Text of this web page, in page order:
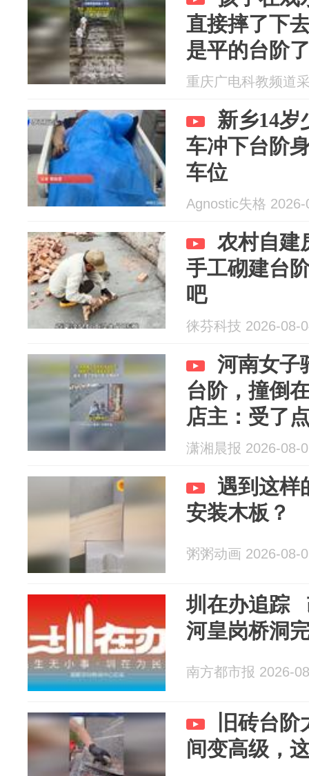
直接摔了下
是平的台阶
坑
重庆广电科教频道
新乡14岁
车冲下台阶
车位
Agnostic失格 2026-
农村自建
手工砌建台
吧
徕芬科技 2026-08-
河南女子
台阶，撞倒
店主：受了
潇湘晨报 2026-08-
遇到这样
安装木板？
粥粥动画 2026-08-
圳在办追踪
河皇岗桥洞
南方都市报 2026-
旧砖台
间变高级，